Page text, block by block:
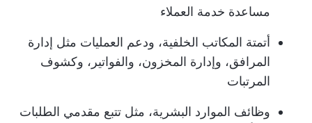
مساعدة خدمة العملاء
أتمتة المكاتب الخلفية، ودعم العمليات مثل إدارة
المرافق، وإدارة المخزون، والفواتير، وكشوف
المرتبات
وظائف الموارد البشرية، مثل تتبع مقدمي الطلبات